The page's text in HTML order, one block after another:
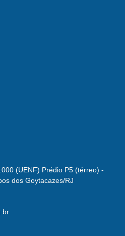
(UENF) Prédio P5 (térreo) -
dos Goytacazes/RJ